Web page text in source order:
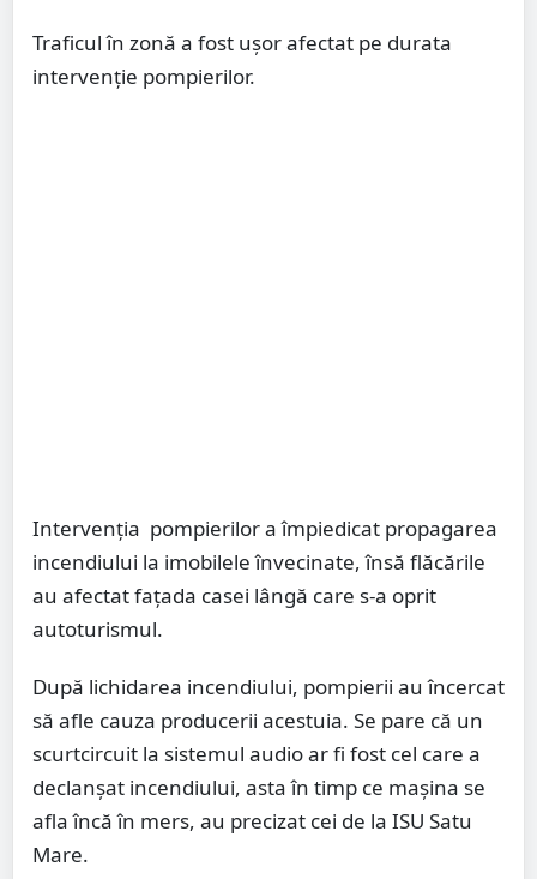
Traficul în zonă a fost ușor afectat pe durata
intervenție pompierilor.
Intervenția pompierilor a împiedicat propagarea
incendiului la imobilele învecinate, însă flăcările
au afectat fațada casei lângă care s-a oprit
autoturismul.
După lichidarea incendiului, pompierii au încercat
să afle cauza producerii acestuia. Se pare că un
scurtcircuit la sistemul audio ar fi fost cel care a
declanșat incendiului, asta în timp ce mașina se
afla încă în mers, au precizat cei de la ISU Satu
Mare.